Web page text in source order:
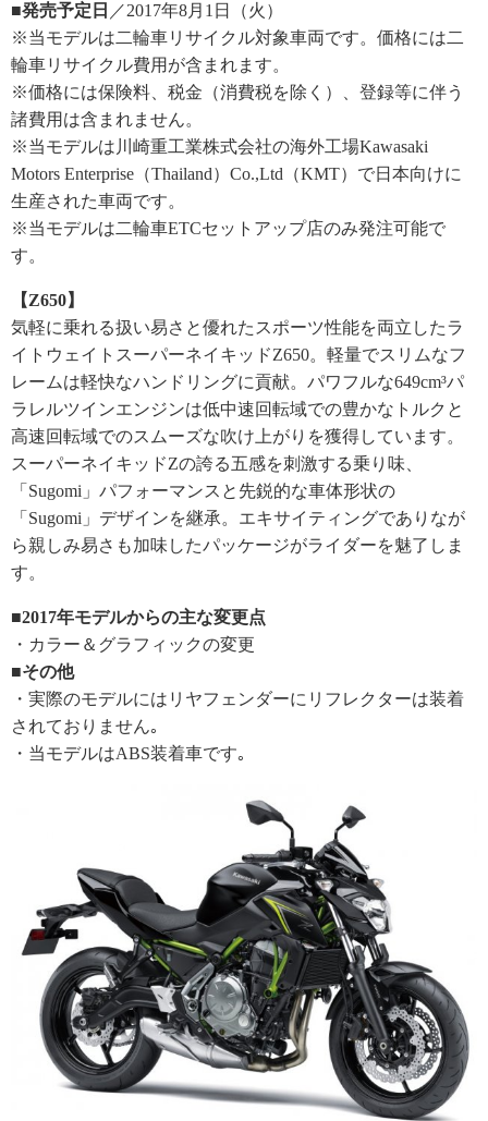
■発売予定日 ／2017年8月1日（火）
※当モデルは二輪車リサイクル対象車両です。価格には二
輪車リサイクル費用が含まれます。
※価格には保険料、税金（消費税を除く）、登録等に伴う
諸費用は含まれません。
※当モデルは川崎重工業株式会社の海外工場Kawasaki
Motors Enterprise（Thailand）Co.,Ltd（KMT）で日本向けに
生産された車両です。
※当モデルは二輪車ETCセットアップ店のみ発注可能で
す。
【Z650】
気軽に乗れる扱い易さと優れたスポーツ性能を両立したラ
イトウェイトスーパーネイキッドZ650。軽量でスリムなフ
レームは軽快なハンドリングに貢献。パワフルな649cm³パ
ラレルツインエンジンは低中速回転域での豊かなトルクと
高速回転域でのスムーズな吹け上がりを獲得しています。
スーパーネイキッドZの誇る五感を刺激する乗り味、
「Sugomi」パフォーマンスと先鋭的な車体形状の
「Sugomi」デザインを継承。エキサイティングでありなが
ら親しみ易さも加味したパッケージがライダーを魅了しま
す。
■2017年モデルからの主な変更点
・カラー＆グラフィックの変更
■その他
・実際のモデルにはリヤフェンダーにリフレクターは装着
されておりません｡
・当モデルはABS装着車です｡